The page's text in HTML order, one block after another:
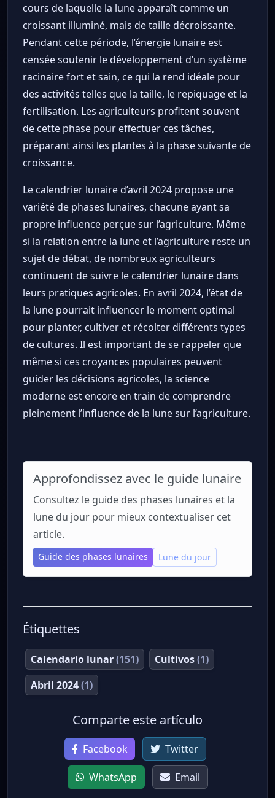
cours de laquelle la lune apparaît comme un
croissant illuminé, mais de taille décroissante.
Pendant cette période, l’énergie lunaire est
censée soutenir le développement d’un système
racinaire fort et sain, ce qui la rend idéale pour
des activités telles que la taille, le repiquage et la
fertilisation. Les agriculteurs profitent souvent
de cette phase pour effectuer ces tâches,
préparant ainsi les plantes à la phase suivante de
croissance.
Le calendrier lunaire d’avril 2024 propose une
variété de phases lunaires, chacune ayant sa
propre influence perçue sur l’agriculture. Même
si la relation entre la lune et l’agriculture reste un
sujet de débat, de nombreux agriculteurs
continuent de suivre le calendrier lunaire dans
leurs pratiques agricoles. En avril 2024, l’état de
la lune pourrait influencer le moment optimal
pour planter, cultiver et récolter différents types
de cultures. Il est important de se rappeler que
même si ces croyances populaires peuvent
guider les décisions agricoles, la science
moderne est encore en train de comprendre
pleinement l’influence de la lune sur l’agriculture.
Approfondissez avec le guide lunaire
Consultez le guide des phases lunaires et la
lune du jour pour mieux contextualiser cet
article.
Guide des phases lunaires Lune du jour
Étiquettes
Calendario lunar(151) Cultivos(1)
Abril 2024(1)
Comparte este artículo
Facebook Twitter
WhatsApp Email